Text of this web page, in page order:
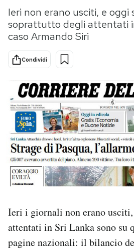
Tecnologia
Internet
Scienza
Cultura
Economia
Sport
PODCAST
NEWSLETTER
SHOP
Ieri non erano usciti, e oggi
soprattutto degli attentati
caso Armando Siri
Condividi
Ieri i giornali non erano
attentati in Sri Lanka sono su
pagine nazionali: il bilancio